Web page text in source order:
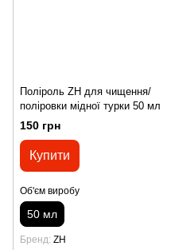
Поліроль ZH для чищення/
поліровки мідної турки 50 мл
150 грн
Купити
Об'єм виробу
50 мл
Бренд ZH